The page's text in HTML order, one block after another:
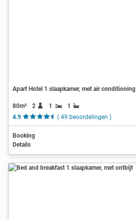
Apart Hotel 1 slaapkamer, met air conditioning
80m² 2 1
1
4.9
( 49 beoordelingen )
Booking
Details